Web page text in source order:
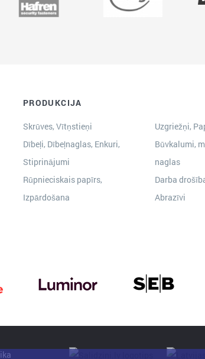
PRODUKCIJA
Skrūves, Vītņstieņi
Uzgriežņi,
Dībeļi, Dībeļnaglas, Enkuri,
Stiprinājumi
Būvkalumi,
naglas
Rūpnieciskais papīrs,
Izpārdošana
Darba
Abrazīvi